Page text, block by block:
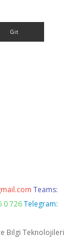
Teams:
0 726 Telegram:
Bilgi Teknolojileri